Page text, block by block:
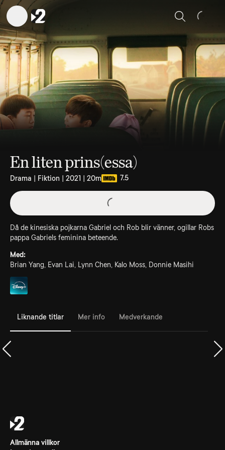
Sök
En liten prins(essa)
Drama | Fiktion | 2021 | 20m 7.5
Då de kinesiska pojkarna Gabriel och Rob blir vänner, ogillar Robs
pappa Gabriels feminina beteende.
Med:
Brian Yang, Evan Lai, Lynn Chen, Kalo Moss, Donnie Masihi
Liknande titlar Mer info Medverkande
Allmänna villkor